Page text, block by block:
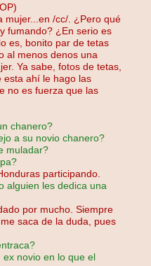
mujer...en /cc/. ¿Pero qué
fumando? ¿En serio es
es, bonito par de tetas
al menos denos una
Ya sabe, fotos de tetas,
esta ahí le hago las
no es fuerza que las
chanero?
a su novio chanero?
muladar?
participando.
alguien les dedica una
por mucho. Siempre
saca de la duda, pues
novio en lo que el